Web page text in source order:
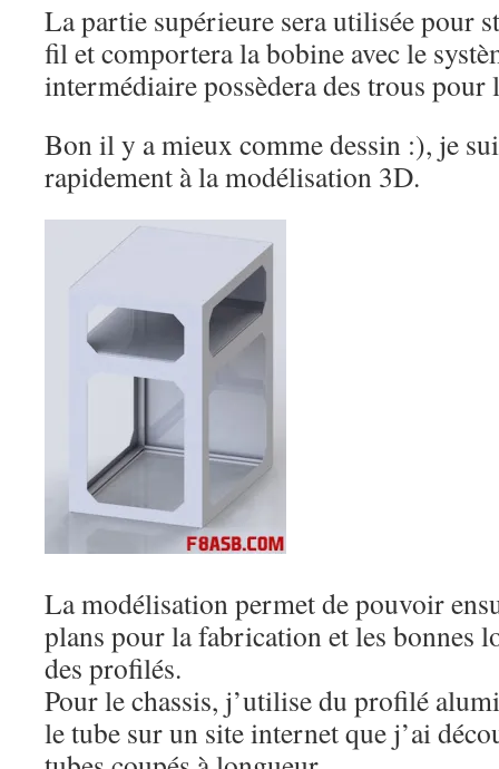
La partie supérieure sera utilisée pour
fil et comportera la bobine avec le
intermédiaire possèdera des trous
Bon il y a mieux comme dessin :), je
rapidement à la modélisation 3D.
La modélisation permet de pouvoir
plans pour la fabrication et les bonnes
des profilés.
Pour le chassis, j’utilise du profilé
le tube sur un site internet que j’ai